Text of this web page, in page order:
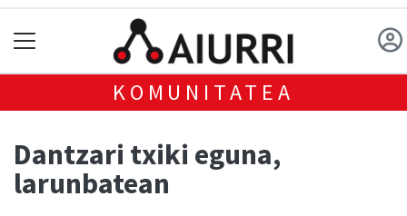
KOMUNITATEA
Dantzari txiki eguna,
larunbatean